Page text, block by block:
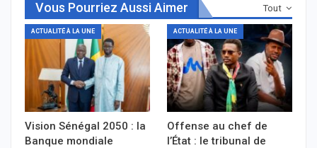
Tout
Vous Pourriez Aussi Aimer
ACTUALITÉ À LA UNE
Vision Sénégal 2050 : la
Banque mondiale
ACTUALITÉ À LA UNE
Offense au chef de
l’État : le tribunal de